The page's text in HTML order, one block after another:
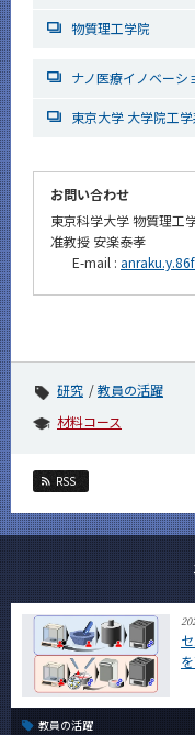
物質理工学院
ナノ医療イノベーシ
東京大学 大学院工
お問い合わせ
東京科学大学 物質理工
准教授 安楽泰孝
E-mail :
研究
教員の活躍
材料コース
RSS
教員の活躍